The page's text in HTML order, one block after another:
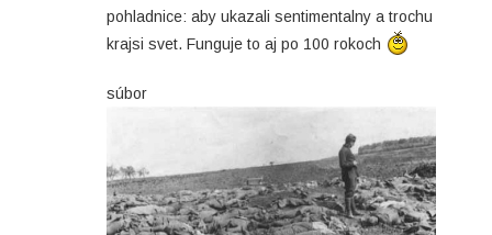
pohladnice: aby ukazali sentimentalny a trochu
krajsi svet. Funguje to aj po 100 rokoch
súbor